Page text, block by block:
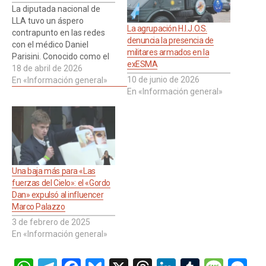
La diputada nacional de
LLA tuvo un áspero
contrapunto en las redes
con el médico Daniel
Parisini. Conocido como el
Gordo Dan, se trata del
principal referente de Las
presidencial Santiago
Caputo conduce desde las
sombras. Los pases de
factura giraron en…
18 de abril de 2026
En «Información general»
La agrupación H.I.J.O.S.
denuncia la presencia de
militares armados en la
exESMA
10 de junio de 2026
En «Información general»
Una baja más para «Las
fuerzas del Cielo»: el «Gordo
Dan» expulsó al influencer
Marco Palazzo
3 de febrero de 2025
En «Información general»